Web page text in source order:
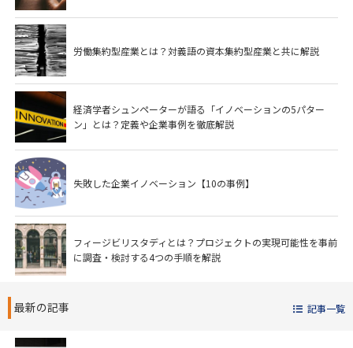
労働集約型産業とは？対義語の資本集約型産業と共に解説
経済学者シュンペーターが語る「イノベーションの5パター
ン」とは？定義や企業事例を徹底解説
失敗した企業イノベーション【10の事例】
フィージビリスタディとは？プロジェクトの実現可能性を事前
に調査・検討する4つの手順を解説
最新の記事 記事一覧